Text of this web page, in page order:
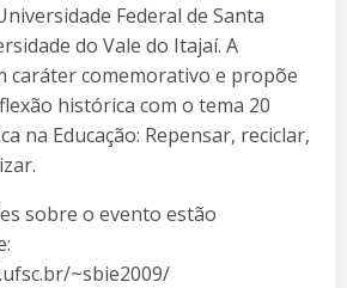
Federal de Santa
do Vale do Itajaí. A
caráter comemorativo e propõe
histórica com o tema 20
na Educação: Repensar, reciclar,
sobre o evento estão
~sbie2009/